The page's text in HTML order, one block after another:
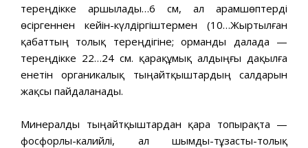
тереңдікке аршылады…6 см, ал арамшөптерді
өсіргеннен кейін-күлдіргіштермен (10…Жыртылған
қабаттың толық тереңдігіне; орманды далада —
тереңдікке 22…24 см. қарақұмық алдыңғы дақылға
енетін органикалық тыңайтқыштардың салдарын
жақсы пайдаланады.
Минералды тыңайтқыштардан қара топырақта —
фосфорлы-калийлі, ал шымды-тұзасты-толық